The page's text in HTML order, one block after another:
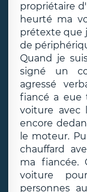
propriétaire
heurté ma
prétexte que
de
Quand je
signé un
agressé
fiancé a eue
voiture avec
encore
le moteur.
chauffard
ma fiancée.
voiture
personnes